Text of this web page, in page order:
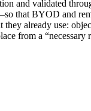
and validated
that BYOD and
already use:
from a